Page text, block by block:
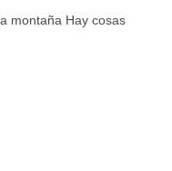
montaña Hay cosas